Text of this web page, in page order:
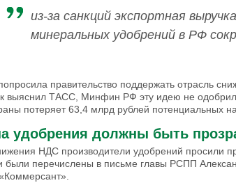
из-за санкций экспортная
минеральных удобрений в РФ
правительство поддержать отрасль
выяснил ТАСС, Минфин РФ эту идею не
потеряет 63,4 млрд рублей потенциальных
удобрения должны быть
НДС производители удобрений просили
были перечислены в письме главы РСПП